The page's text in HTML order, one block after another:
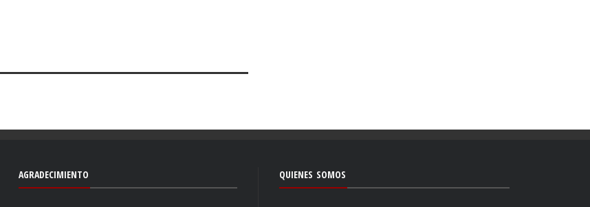
AGRADECIMIENTO QUIENES SOMOS